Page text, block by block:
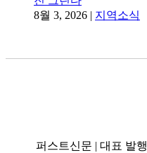
8월 3, 2026
지역소식
퍼스트신문 | 대표 발